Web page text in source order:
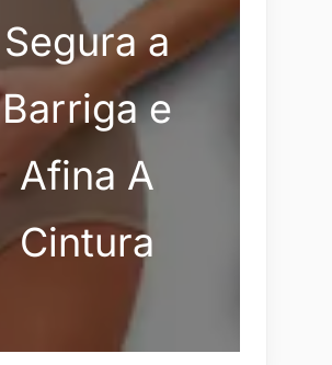
Segura a
Barriga e
Afina A
Cintura